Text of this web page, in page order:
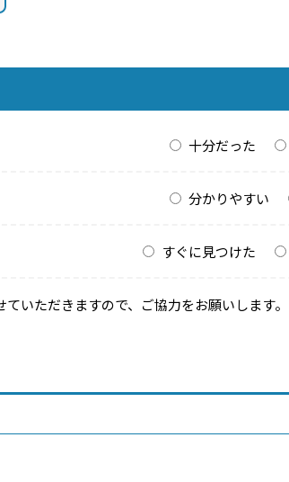
十分だった
分かりやすい
すぐに見つけた
いただきますので、ご協力をお願いします。